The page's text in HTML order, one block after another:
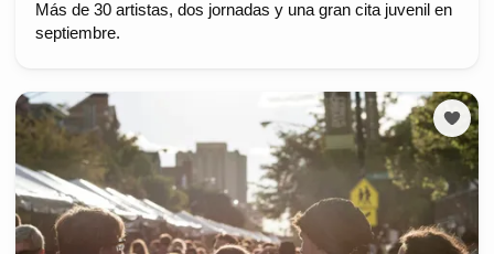
Más de 30 artistas, dos jornadas y una gran cita juvenil en
septiembre.